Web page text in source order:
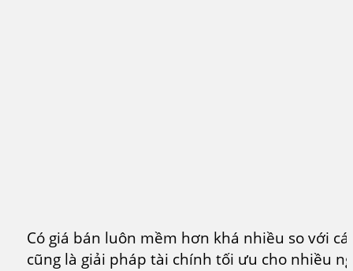
Có giá bán luôn mềm hơn khá nhiều so với
cũng là giải pháp tài chính tối ưu cho nhiều